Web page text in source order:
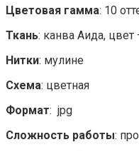
Цветовая гамма: 10
Ткань: канва Аида,
Нитки: мулине
Схема: цветная
Формат: jpg
Сложность работы: